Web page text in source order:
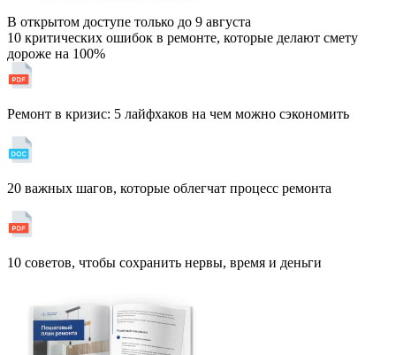
В открытом доступе только до 9 августа
10 критических ошибок в ремонте, которые делают смету
дороже на 100%
Ремонт в кризис: 5 лайфхаков на чем можно сэкономить
20 важных шагов, которые облегчат процесс ремонта
10 советов, чтобы сохранить нервы, время и деньги